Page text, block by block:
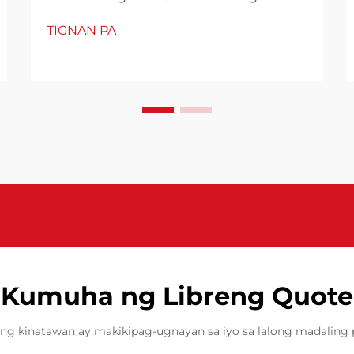
mahalaga ang pagkamit ng malinis
ito...
TIGNAN PA
Kumuha ng Libreng Quote
kinatawan ay makikipag-ugnayan sa iyo sa lalong madaling